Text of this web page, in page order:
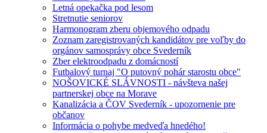
Letná opekačka pod lesom
Stretnutie seniorov
Harmonogram zberu objemového odpadu
Zoznam zaregistrovaných kandidátov pre voľby do
orgánov samosprávy obce Svederník
Zber elektroodpadu z domácností
Futbalový turnaj "O putovný pohár starostu obce"
NOŠOVICKÉ SLÁVNOSTI - návšteva našej
partnerskej obce na Morave
Kanalizácia a ČOV Svederník - upozornenie pre
občanov
Informácia o pohybe medveďa hnedého!